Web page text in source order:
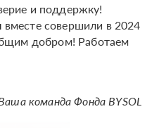
и поддержку!
совершили в 2024
добром! Работаем
команда Фонда BYSOL